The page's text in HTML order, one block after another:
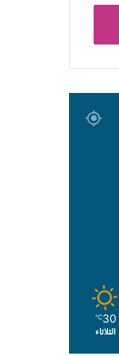
30
℃
الثلاثاء